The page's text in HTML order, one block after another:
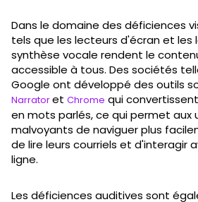
Dans le domaine des déficiences
tels que les lecteurs d'écran et les
synthèse vocale rendent le
accessible à tous. Des sociétés
Google ont développé des outils
Narratoret Chrome qui
en mots parlés, ce qui permet aux
malvoyants de naviguer plus
de lire leurs courriels et d'interagir
ligne.
Les déficiences auditives sont